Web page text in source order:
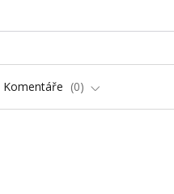
Komentáře 0